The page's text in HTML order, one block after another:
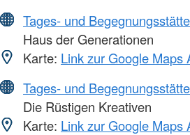
Tages- und Begegnungsstätte
Haus der Generationen
Karte: Link zur Google Maps
Tages- und Begegnungsstätte
Die Rüstigen Kreativen
Karte: Link zur Google Maps